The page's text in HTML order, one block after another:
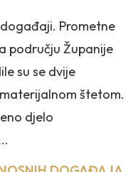
Prometne
području Županije
su se dvije
štetom.
djelo